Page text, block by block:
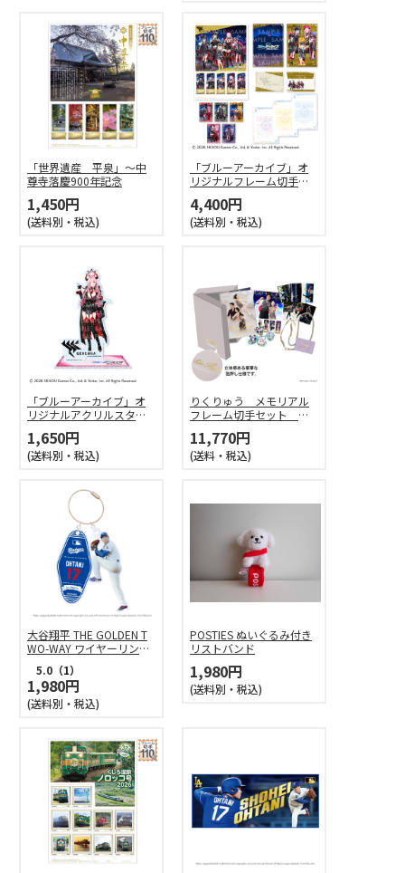
「世界遺産 平泉」～中
尊寺落慶900年記念
1,450円
(送料別・税込)
「ブルーアーカイブ」オ
リジナルフレーム切手セ
4,400円
(送料別・税込)
「ブルーアーカイブ」オ
リジナルアクリルスタン
1,650円
(送料別・税込)
りくりゅう メモリアル
フレーム切手セット Ｔ
ｎｅ Ｄｒｅａｍ
11,770円
(送料・税込)
大谷翔平 THE GOLDEN T
WO-WAY ワイヤーリング
チャーム（投）
5.0 （1）
1,980円
(送料別・税込)
POSTIES ぬいぐるみ付き
リストバンド
1,980円
(送料別・税込)